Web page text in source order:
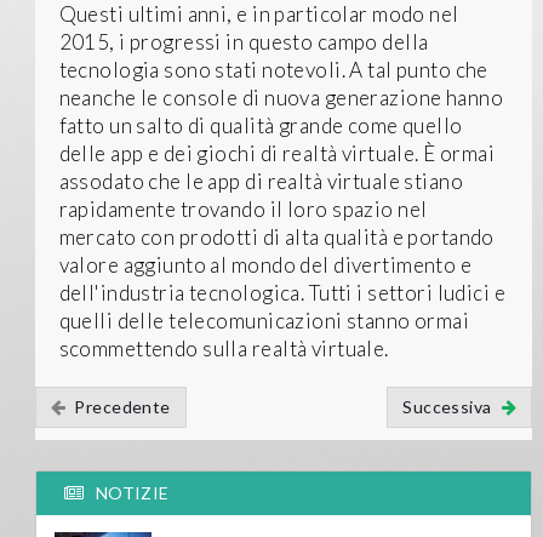
Questi ultimi anni, e in particolar modo nel
2015, i progressi in questo campo della
tecnologia sono stati notevoli. A tal punto che
neanche le console di nuova generazione hanno
fatto un salto di qualità grande come quello
delle app e dei giochi di realtà virtuale. È ormai
assodato che le app di realtà virtuale stiano
rapidamente trovando il loro spazio nel
mercato con prodotti di alta qualità e portando
valore aggiunto al mondo del divertimento e
dell'industria tecnologica. Tutti i settori ludici e
quelli delle telecomunicazioni stanno ormai
scommettendo sulla realtà virtuale.
Precedente Successiva
NOTIZIE